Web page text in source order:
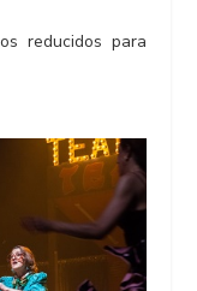
reducidos para